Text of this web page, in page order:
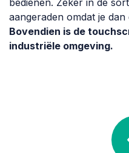
bedienen. Zeker in de
aangeraden omdat je
Bovendien is de
industriële omgeving.